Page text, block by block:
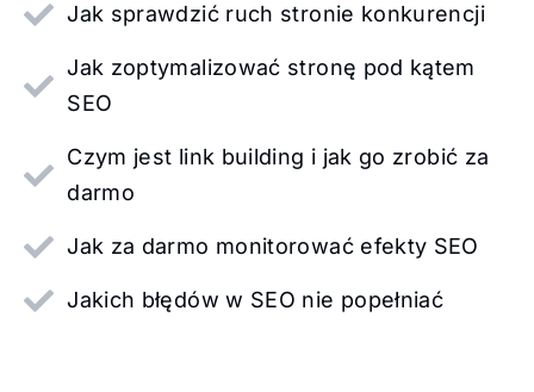
Jak sprawdzić ruch stronie konkurencji
Jak zoptymalizować stronę pod kątem
SEO
Czym jest link building i jak go zrobić za
darmo
Jak za darmo monitorować efekty SEO
Jakich błędów w SEO nie popełniać